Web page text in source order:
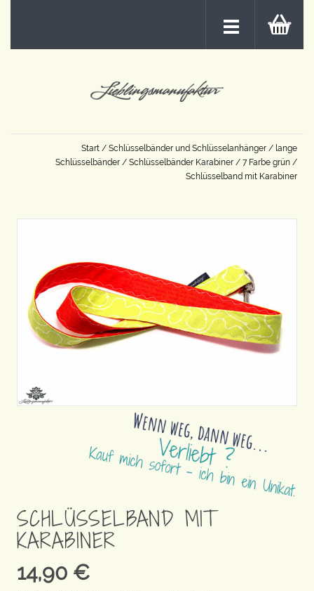
Start / Schlüsselbänder und Schlüsselanhänger / lange
Schlüsselbänder / Schlüsselbänder Karabiner / 7 Farbe grün /
Schlüsselband mit Karabiner
SCHLÜSSELBAND MIT
KARABINER
14,90 €